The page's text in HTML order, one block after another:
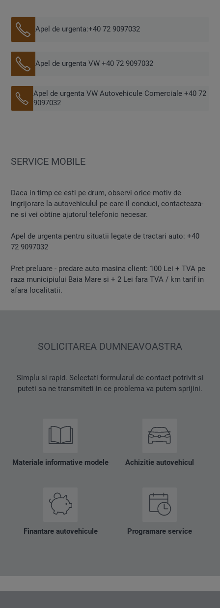
Apel de urgenta:+40 72 9097032
Apel de urgenta VW +40 72 9097032
Apel de urgenta VW Autovehicule Comerciale +40 72
9097032
SERVICE MOBILE
Daca in timp ce esti pe drum, observi orice motiv de
ingrijorare la autovehiculul pe care il conduci, contacteaza-
ne si vei obtine ajutorul telefonic necesar.
Apel de urgenta pentru situatii legate de tractari auto: +40
72 9097032
Pret preluare - predare auto masina client: 100 Lei + TVA pe
raza municipiului Baia Mare si + 2 Lei fara TVA / km tarif in
afara localitatii.
SOLICITAREA DUMNEAVOASTRA
Simplu si rapid. Selectati formularul de contact potrivit si
puteti sa ne transmiteti in ce problema va putem sprijini.
Materiale informative modele Achizitie autovehicul
Finantare autovehicule Programare service